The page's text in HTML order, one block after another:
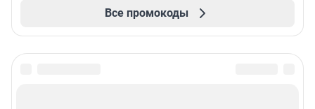
Все промокоды